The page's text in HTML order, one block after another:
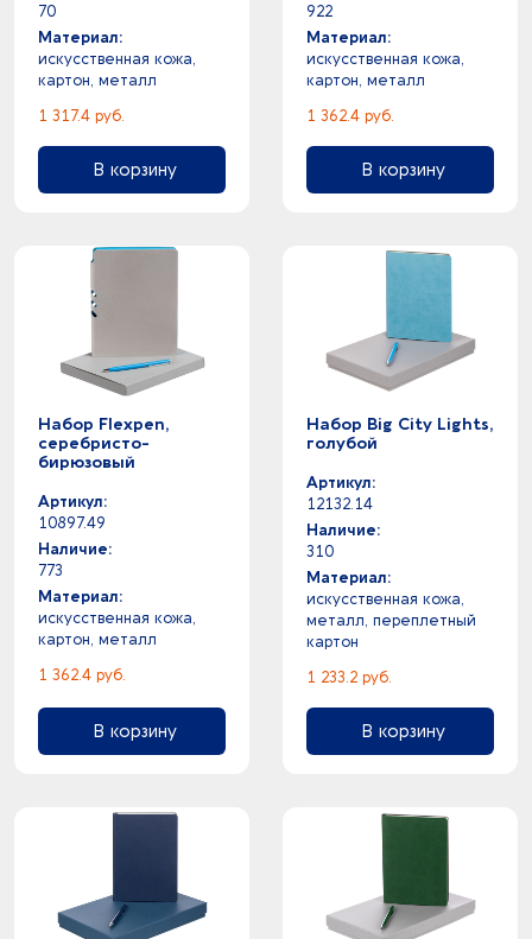
70
Материал:
искусственная кожа,
картон, металл
1 317.4 руб.
В корзину
922
Материал:
искусственная кожа,
картон, металл
1 362.4 руб.
В корзину
Набор Flexpen,
серебристо-
бирюзовый
Артикул:
10897.49
Наличие:
773
Материал:
искусственная кожа,
картон, металл
1 362.4 руб.
В корзину
Набор Big City Lights,
голубой
Артикул:
12132.14
Наличие:
310
Материал:
искусственная кожа,
металл, переплетный
картон
1 233.2 руб.
В корзину